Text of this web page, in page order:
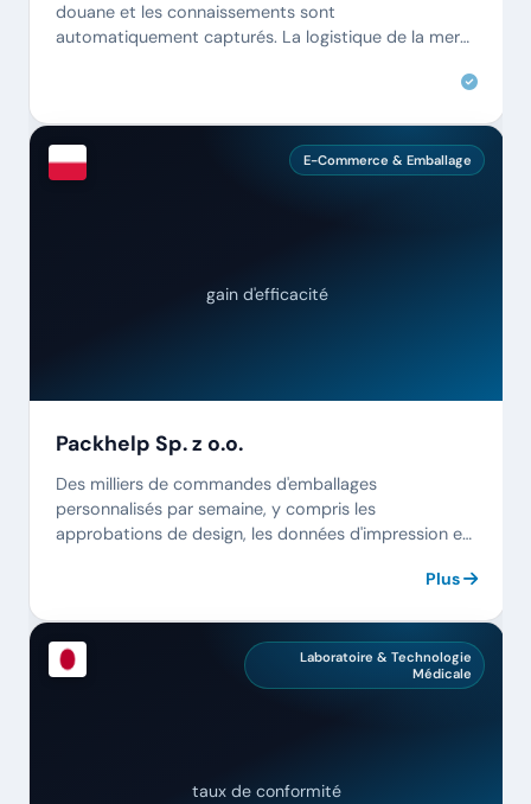
douane et les connaissements sont
automatiquement capturés. La logistique de la mer
E-Commerce & Emballage
gain d'efficacité
Packhelp Sp. z o.o.
Des milliers de commandes d'emballages
personnalisés par semaine, y compris les
approbations de design, les données d'impression et
Plus
Laboratoire & Technologie
Médicale
taux de conformité